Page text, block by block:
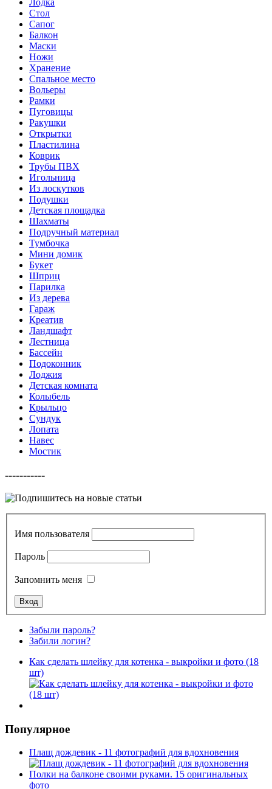
Стол
Сапог
Балкон
Маски
Ножи
Хранение
Спальное место
Вольеры
Рамки
Пуговицы
Ракушки
Открытки
Пластилина
Коврик
Трубы ПВХ
Игольница
Из лоскутков
Подушки
Детская площадка
Шахматы
Подручный материал
Тумбочка
Мини домик
Букет
Шприц
Парилка
Из дерева
Гараж
Креатив
Ландшафт
Лестница
Бассейн
Подоконник
Лоджия
Детская комната
Колыбель
Крыльцо
Сундук
Лопата
Навес
Мостик
-----------
Имя пользователя
Пароль
Запомнить меня
Забыли пароль?
Забили логин?
Как сделать шлейку для котенка - выкройки и фото (18
шт)
Популярное
Плащ дождевик - 11 фотографий для вдохновения
Полки на балконе своими руками. 15 оригинальных
фото